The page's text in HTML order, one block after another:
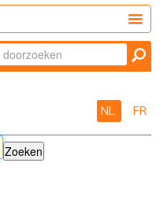
NL FR